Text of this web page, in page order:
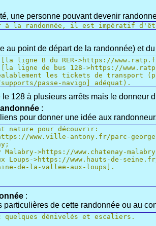
une personne pouvant devenir
la randonnée, il est impératif
au point de départ de la randonnée) et
ligne B du RER->https://
ligne de bus 128->https://
les tickets de transport
passe-navigo] adéquat).
128 à plusieurs arrêts mais le donneur
:
pour donner une idée aux
nature pour découvrir:
www.ville-antony.fr/parc-
>https://www.chatenay-
Loups->https://www.hauts-de-
de-la-vallee-aux-loups].
:
particulières de cette randonnée ou au
quelques dénivelés et escaliers.